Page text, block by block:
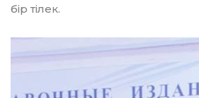
бір тілек.